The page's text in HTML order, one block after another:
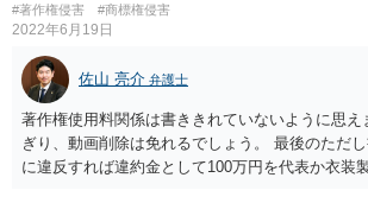
#著作権侵害 #商標権侵害
2022年6月19日
佐山 亮介 弁護士
著作権使用料関係は書ききれていないように思え
ぎり、動画削除は免れるでしょう。 最後のただ
に違反すれば違約金として100万円を代表か衣装